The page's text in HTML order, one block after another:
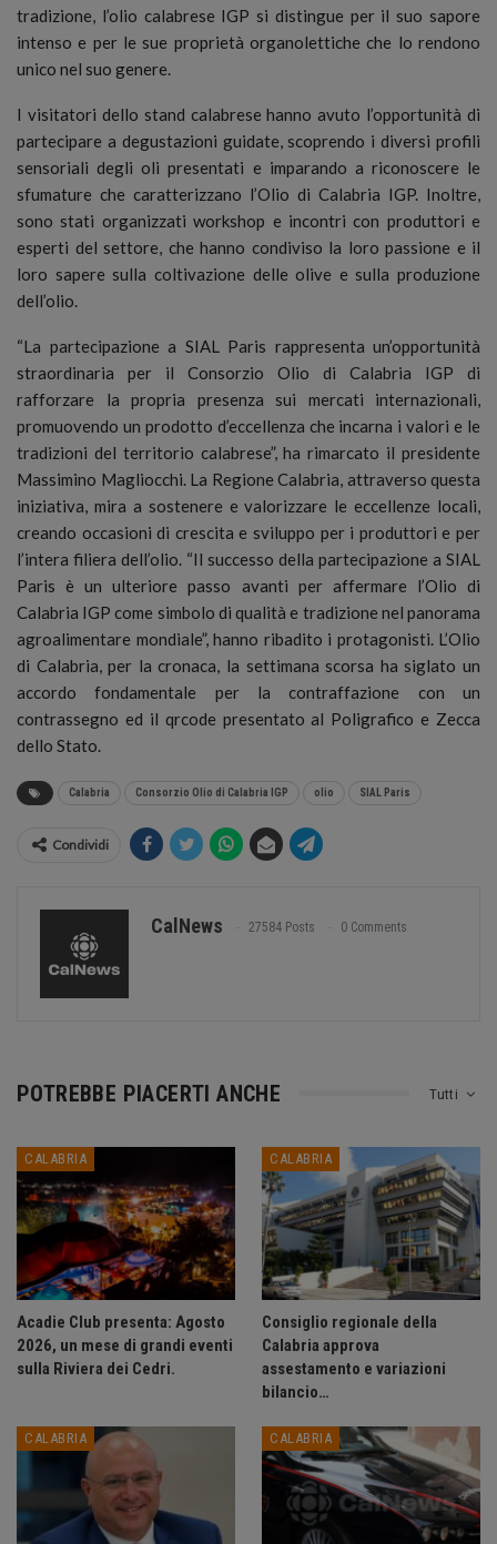
tradizione, l’olio calabrese IGP si distingue per il suo sapore
intenso e per le sue proprietà organolettiche che lo rendono
unico nel suo genere.
I visitatori dello stand calabrese hanno avuto l’opportunità di
partecipare a degustazioni guidate, scoprendo i diversi profili
sensoriali degli oli presentati e imparando a riconoscere le
sfumature che caratterizzano l’Olio di Calabria IGP. Inoltre,
sono stati organizzati workshop e incontri con produttori e
esperti del settore, che hanno condiviso la loro passione e il
loro sapere sulla coltivazione delle olive e sulla produzione
dell’olio.
“La partecipazione a SIAL Paris rappresenta un’opportunità
straordinaria per il Consorzio Olio di Calabria IGP di
rafforzare la propria presenza sui mercati internazionali,
promuovendo un prodotto d’eccellenza che incarna i valori e le
tradizioni del territorio calabrese”, ha rimarcato il presidente
Massimino Magliocchi. La Regione Calabria, attraverso questa
iniziativa, mira a sostenere e valorizzare le eccellenze locali,
creando occasioni di crescita e sviluppo per i produttori e per
l’intera filiera dell’olio. “Il successo della partecipazione a SIAL
Paris è un ulteriore passo avanti per affermare l’Olio di
Calabria IGP come simbolo di qualità e tradizione nel panorama
agroalimentare mondiale”, hanno ribadito i protagonisti. L’Olio
di Calabria, per la cronaca, la settimana scorsa ha siglato un
accordo fondamentale per la contraffazione con un
contrassegno ed il qrcode presentato al Poligrafico e Zecca
dello Stato.
Calabria Consorzio Olio di Calabria IGP olio SIAL Paris
Condividi
CalNews 27584 Posts 0 Comments
Tutti
POTREBBE PIACERTI ANCHE
CALABRIA
Acadie Club presenta: Agosto
2026, un mese di grandi eventi
sulla Riviera dei Cedri.
CALABRIA
Consiglio regionale della
Calabria approva
assestamento e variazioni
bilancio…
CALABRIA CALABRIA